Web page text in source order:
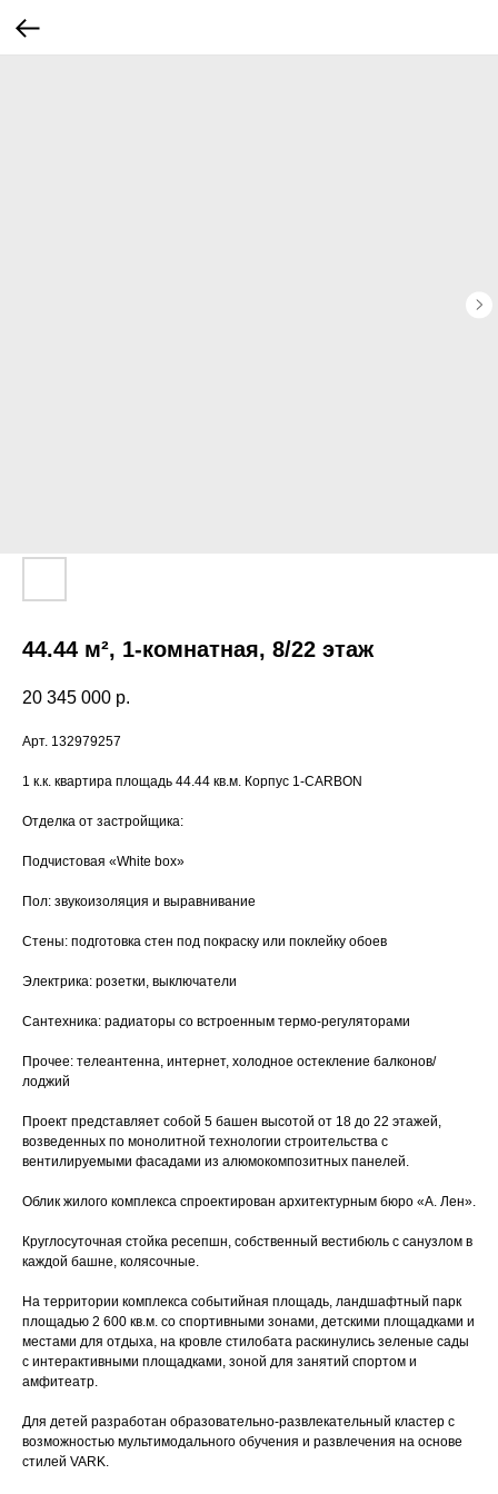
44.44 м², 1-комнатная, 8/22 этаж
20 345 000 р.
Арт. 132979257
1 к.к. квартира площадь 44.44 кв.м. Корпус 1-CARBON
Отделка от застройщика:
Подчистовая «White bоx»
Пол: звукоизоляция и выравнивание
Стены: подготовка стен под покраску или поклейку обоев
Электрика: розетки, выключатели
Сантехника: радиаторы со встроенным термо-регуляторами
Прочее: телеантенна, интернет, холодное остекление балконов/
лоджий
Проект представляет собой 5 башен высотой от 18 до 22 этажей,
возведенных по монолитной технологии строительства с
вентилируемыми фасадами из алюмокомпозитных панелей.
Облик жилого комплекса спроектирован архитектурным бюро «А. Лен».
Круглосуточная стойка ресепшн, собственный вестибюль с санузлом в
каждой башне, колясочные.
На территории комплекса событийная площадь, ландшафтный парк
площадью 2 600 кв.м. со спортивными зонами, детскими площадками и
местами для отдыха, на кровле стилобата раскинулись зеленые сады
с интерактивными площадками, зоной для занятий спортом и
амфитеатр.
Для детей разработан образовательно-развлекательный кластер с
возможностью мультимодального обучения и развлечения на основе
стилей VARK.